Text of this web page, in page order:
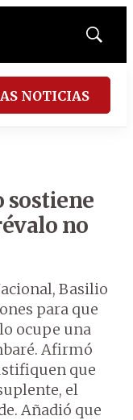
Mostrar
NOTICIAS
sostiene
no
Basilio
para que
ocupe una
Afirmó
que
el
Añadió que